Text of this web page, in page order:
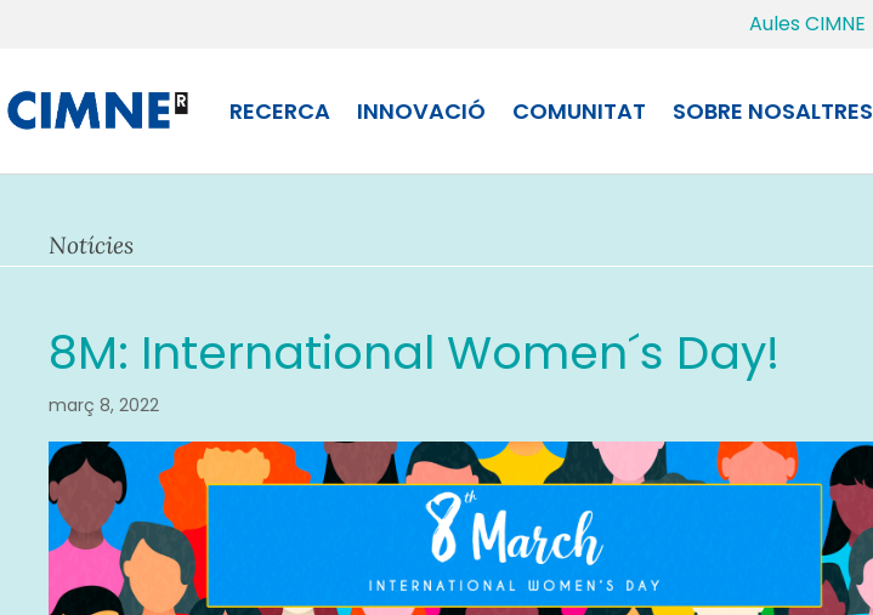
Aules CIMNE
RECERCA INNOVACIÓ COMUNITAT SOBRE NOSALTRES
Notícies
8M: International Women´s Day!
març 8, 2022